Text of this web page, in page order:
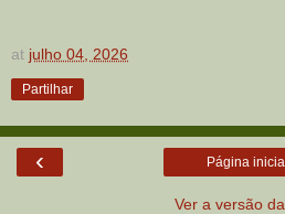
at julho 04, 2026
Partilhar
‹ Página
Ver a versão